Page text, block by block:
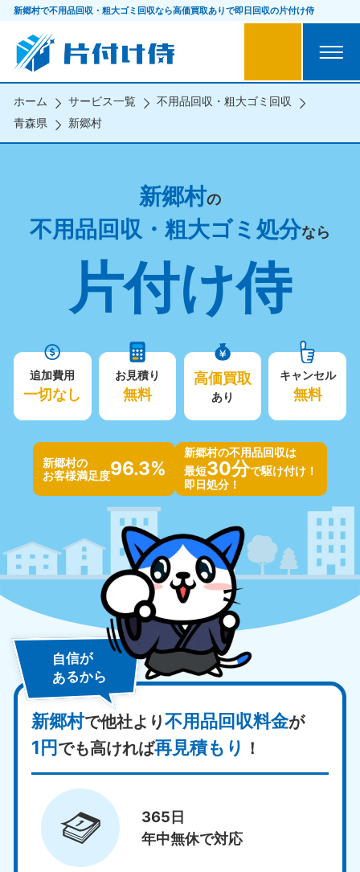
新郷村で不用品回収・粗大ゴミ回収なら高価買取ありで即日回収の片付け侍
ホーム サービス一覧
不用品回収・粗大ゴミ回収
青森県
新郷村
新郷村の
不用品回収・粗大ゴミ処分なら
片付け侍
追加費用
一切なし
お見積り
無料
高価買取
あり
キャンセル
無料
新郷村の
お客様満足度96.3%
新郷村の不用品回収は
最短30分で駆け付け！
即日処分！
自信が
あるから
新郷村で他社より不用品回収料金が
1円でも高ければ再見積もり ！
365日
年中無休で対応